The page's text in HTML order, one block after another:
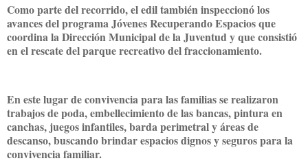
Como parte del recorrido, el edil también inspeccionó los
avances del programa Jóvenes Recuperando Espacios que
coordina la Dirección Municipal de la Juventud y que consistió
en el rescate del parque recreativo del fraccionamiento.
En este lugar de convivencia para las familias se realizaron
trabajos de poda, embellecimiento de las bancas, pintura en
canchas, juegos infantiles, barda perimetral y áreas de
descanso, buscando brindar espacios dignos y seguros para la
convivencia familiar.